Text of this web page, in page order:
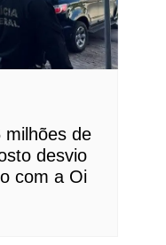
milhões de
desvio
com a Oi